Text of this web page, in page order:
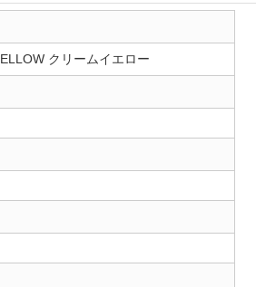
クリームイエロー